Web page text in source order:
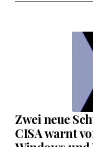
Zwei neue
CISA warnt